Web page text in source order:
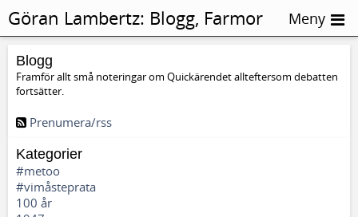
Blogg
Framför allt små noteringar om Quickärendet allteftersom debatten
fortsätter.
Prenumera/rss
Kategorier
#metoo
#vimåsteprata
100 år
Göran Lambertz: Blogg, Farmor Meny